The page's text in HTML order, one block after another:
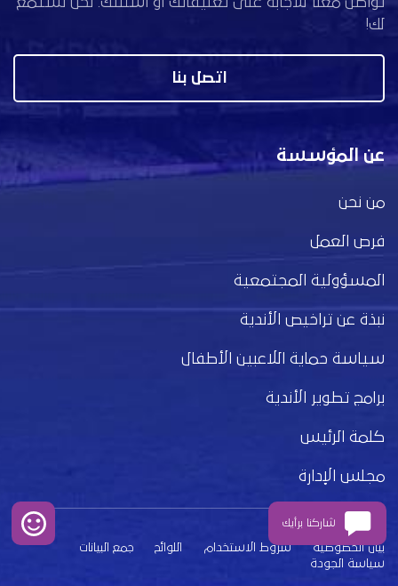
لك!
اتصل بنا
عن المؤسسة
من نحن
فرص العمل
المسؤولية المجتمعية
نبذة عن تراخيص الأندية
سياسة حماية اللاعبين الأطفال
برامج تطوير الأندية
كلمة الرئيس
مجلس الإدارة
بيان الخصوصية شروط الاستخدام اللوائح
جمع البيانات
سياسة الجودة
شاركنا برأيك